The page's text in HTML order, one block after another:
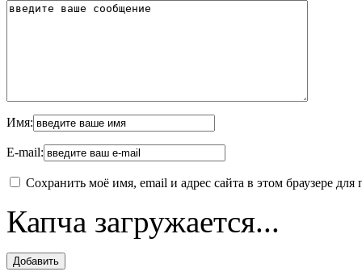
Имя:
E-mail:
Сохранить моё имя, email и адрес сайта в этом браузере
Капча загружается...